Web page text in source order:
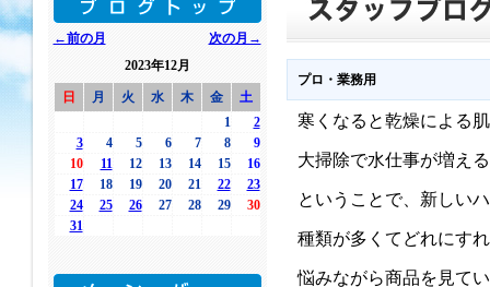
←前の月
次の月→
2023年12月
日 月 火 水 木 金
土
1
2
3
4 5 6 7 8
9
10
11 12 13 14 15
16
17
18 19 20 21 22
23
24
25 26 27 28 29
30
31
プロ・業務用
寒くなると乾燥による
大掃除で水仕事が増え
ということで、新しい
種類が多くてどれにす
悩みながら商品を見て